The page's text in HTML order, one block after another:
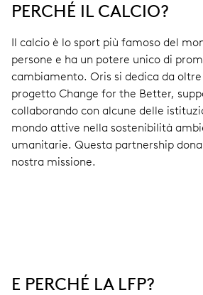
PERCHÉ IL CALCIO?
Il calcio è lo sport più famoso del
persone e ha un potere unico di
cambiamento. Oris si dedica da
progetto Change for the Better,
collaborando con alcune delle
mondo attive nella sostenibilità
umanitarie. Questa partnership
nostra missione.
E PERCHÉ LA LFP?